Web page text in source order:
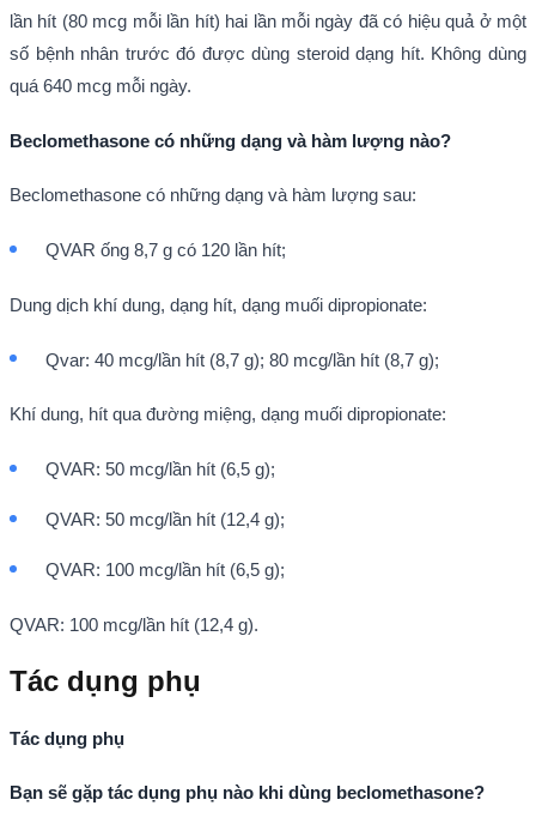
lần hít (80 mcg mỗi lần hít) hai lần mỗi ngày đã có hiệu quả ở một
số bệnh nhân trước đó được dùng steroid dạng hít. Không dùng
quá 640 mcg mỗi ngày.
Beclomethasone có những dạng và hàm lượng nào?
Beclomethasone có những dạng và hàm lượng sau:
QVAR ống 8,7 g có 120 lần hít;
Dung dịch khí dung, dạng hít, dạng muối dipropionate:
Qvar: 40 mcg/lần hít (8,7 g); 80 mcg/lần hít (8,7 g);
Khí dung, hít qua đường miệng, dạng muối dipropionate:
QVAR: 50 mcg/lần hít (6,5 g);
QVAR: 50 mcg/lần hít (12,4 g);
QVAR: 100 mcg/lần hít (6,5 g);
QVAR: 100 mcg/lần hít (12,4 g).
Tác dụng phụ
Tác dụng phụ
Bạn sẽ gặp tác dụng phụ nào khi dùng beclomethasone?